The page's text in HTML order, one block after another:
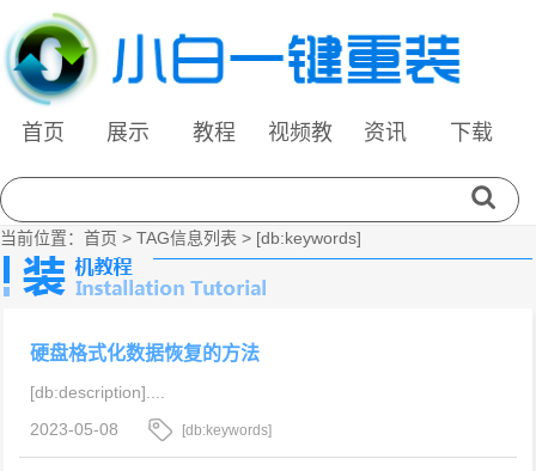
首页 展示 教程
视频教
资讯 下载
当前位置： 首页 > TAG信息列表 > [db:keywords]
硬盘格式化数据恢复的方法
[db:description]....
2023-05-08
[db:keywords]